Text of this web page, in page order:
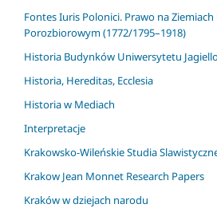
Fontes Iuris Polonici. Prawo na
Porozbiorowym (1772/1795–1918)
Historia Budynków Uniwersytetu
Historia, Hereditas, Ecclesia
Historia w Mediach
Interpretacje
Krakowsko-Wileńskie Studia
Krakow Jean Monnet Research Papers
Kraków w dziejach narodu